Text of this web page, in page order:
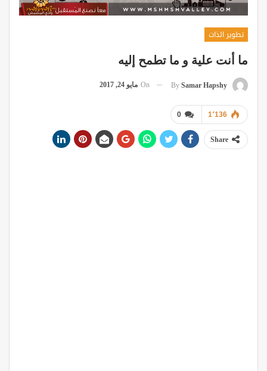
تطوير الذات
ما أنت علية و ما تطمح إليه
By Samar Hapshy
On مايو 24, 2017
0 1٬136
Share